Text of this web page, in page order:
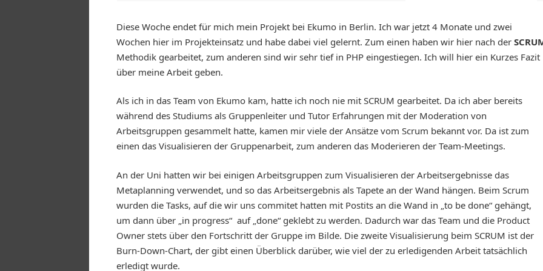
Diese Woche endet für mich mein Projekt bei Ekumo in Berlin. Ich war jetzt 4 Monate und zwei
Wochen hier im Projekteinsatz und habe dabei viel gelernt. Zum einen haben wir hier nach der
Methodik gearbeitet, zum anderen sind wir sehr tief in PHP eingestiegen. Ich will hier ein Kurzes Fazit
über meine Arbeit geben.
Als ich in das Team von Ekumo kam, hatte ich noch nie mit SCRUM gearbeitet. Da ich aber bereits
während des Studiums als Gruppenleiter und Tutor Erfahrungen mit der Moderation von
Arbeitsgruppen gesammelt hatte, kamen mir viele der Ansätze vom Scrum bekannt vor. Da ist zum
einen das Visualisieren der Gruppenarbeit, zum anderen das Moderieren der Team-Meetings.
An der Uni hatten wir bei einigen Arbeitsgruppen zum Visualisieren der Arbeitsergebnisse das
Metaplanning verwendet, und so das Arbeitsergebnis als Tapete an der Wand hängen. Beim Scrum
wurden die Tasks, auf die wir uns commitet hatten mit Postits an die Wand in „to be done“ gehängt,
um dann über „in progress“ auf „done“ geklebt zu werden. Dadurch war das Team und die Product
Owner stets über den Fortschritt der Gruppe im Bilde. Die zweite Visualisierung beim SCRUM ist der
Burn-Down-Chart, der gibt einen Überblick darüber, wie viel der zu erledigenden Arbeit tatsächlich
erledigt wurde.